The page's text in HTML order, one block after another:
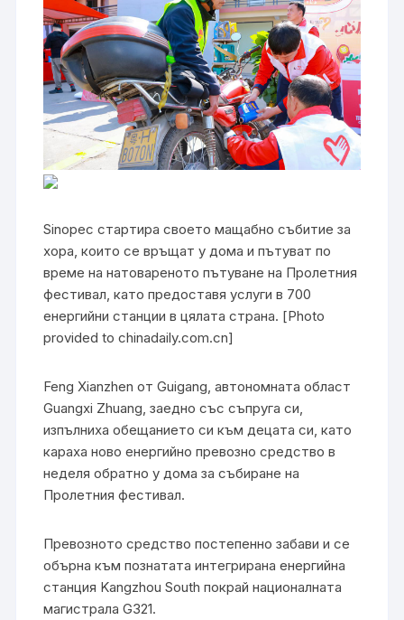
Sinopec стартира своето мащабно събитие за
хора, които се връщат у дома и пътуват по
време на натовареното пътуване на Пролетния
фестивал, като предоставя услуги в 700
енергийни станции в цялата страна. [Photo
provided to chinadaily.com.cn]
Feng Xianzhen от Guigang, автономната област
Guangxi Zhuang, заедно със съпруга си,
изпълниха обещанието си към децата си, като
караха ново енергийно превозно средство в
неделя обратно у дома за събиране на
Пролетния фестивал.
Превозното средство постепенно забави и се
обърна към познатата интегрирана енергийна
станция Kangzhou South покрай националната
магистрала G321.